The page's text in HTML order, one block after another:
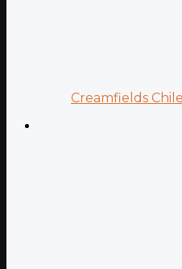
Creamfields